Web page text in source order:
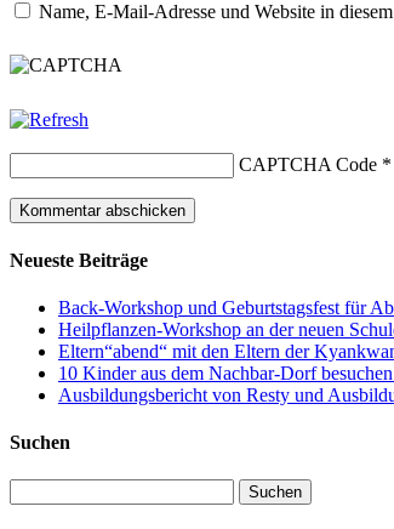
Name, E-Mail-Adresse und Website in
CAPTCHA Code *
Neueste Beiträge
Back-Workshop und Geburtstagsfest für
Heilpflanzen-Workshop an der neuen
Eltern“abend“ mit den Eltern der
10 Kinder aus dem Nachbar-Dorf
Ausbildungsbericht von Resty und
Suchen
nach: